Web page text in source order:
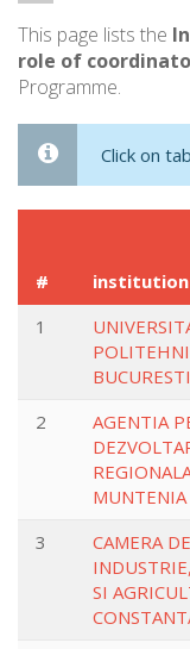
This page lists the
role of
Programme.
Click on
# institution
1
BUCURESTI
2
AGENTIA
MUNTENIA
3
CAMERA
SI